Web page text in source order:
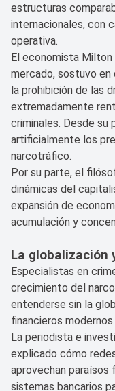
estructuras
internacionales, con
operativa.
El economista Milton
mercado, sostuvo
la prohibición de las
extremadamente
criminales. Desde su
artificialmente los
narcotráfico.
Por su parte, el
dinámicas del
expansión de
acumulación y
La globalización
Especialistas en
crecimiento del
entenderse sin la
financieros modernos.
La periodista e
explicado cómo
aprovechan paraísos
sistemas bancarios